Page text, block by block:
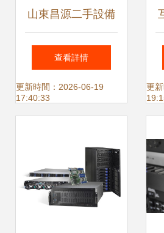
山東昌源二手設備
購銷公司 互聯網銷
售新模式，賦能企
查看詳情
更新時間：2026-06-19
17:40:33
更